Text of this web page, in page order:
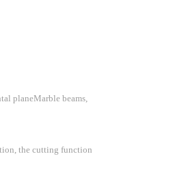
planeMarble beams,
the cutting function